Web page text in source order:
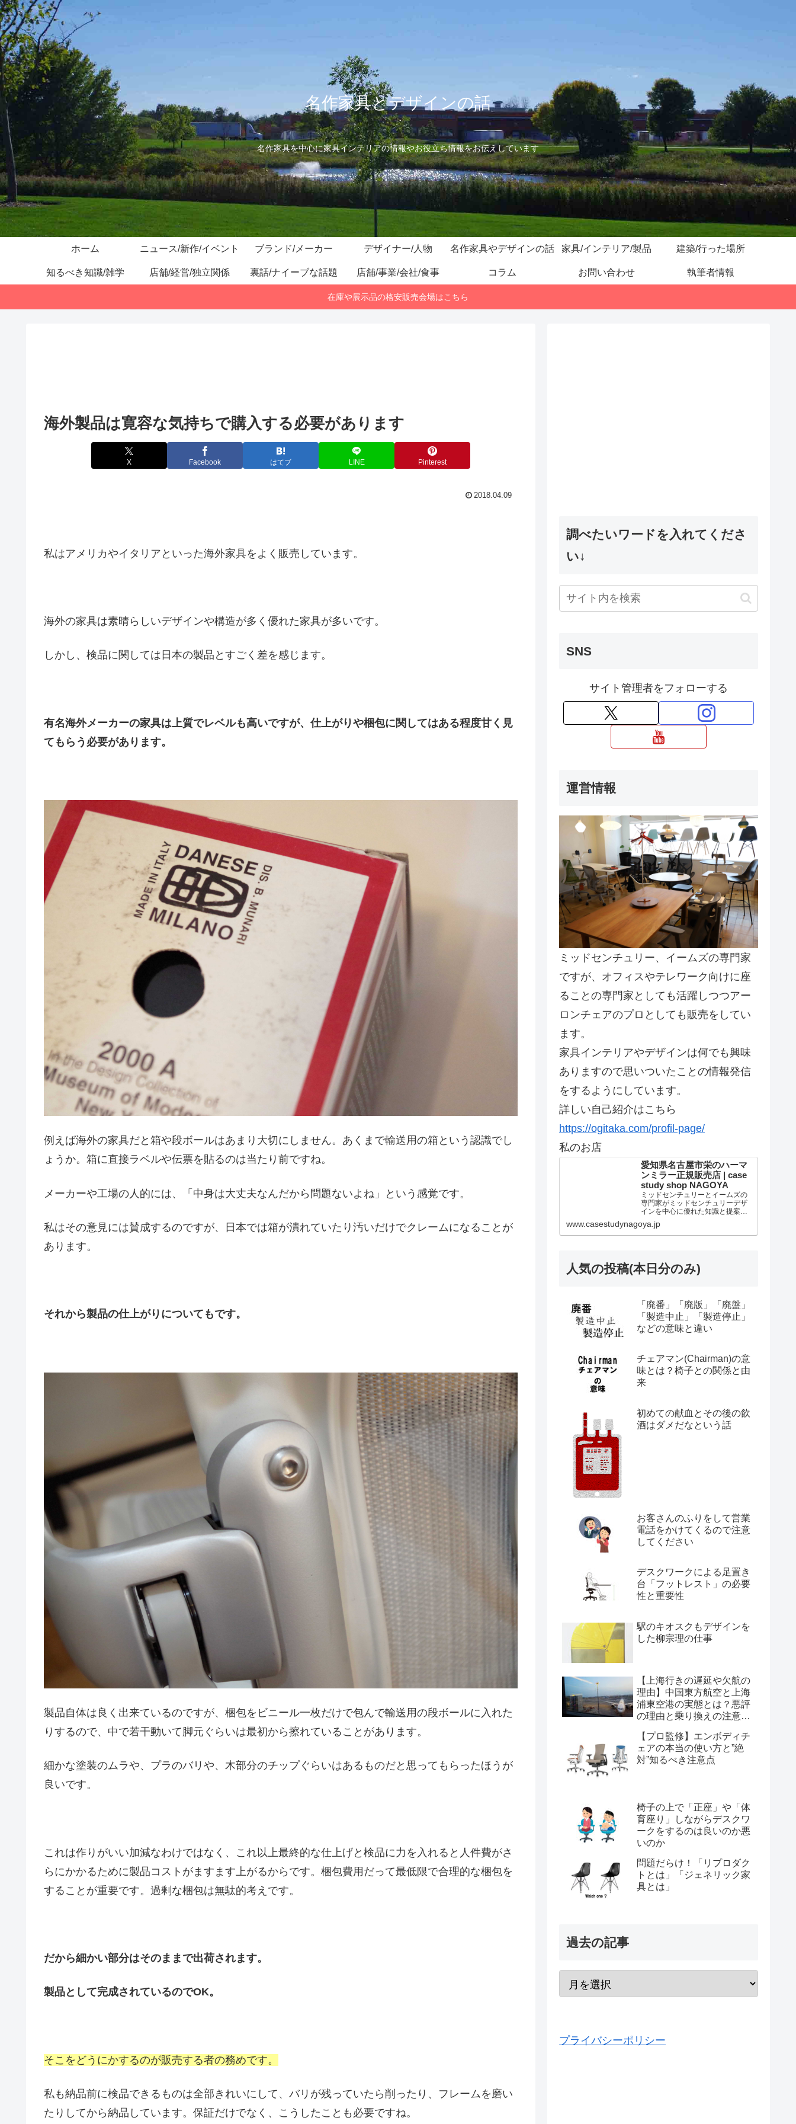
名作家具とデザインの話
名作家具を中心に家具インテリアの情報やお役立ち情報をお伝えしています
ホーム ニュース/新作/イベント ブランド/メーカー デザイナー/人物 名作家具やデザインの話 家具/インテリア/製品 建築/行った場所
知るべき知識/雑学 店舗/経営/独立関係 裏話/ナイーブな話題 店舗/事業/会社/食事 コラム お問い合わせ 執筆者情報
在庫や展示品の格安販売会場はこちら
海外製品は寛容な気持ちで購入する必要があります
X Facebook はてブ LINE Pinterest
2018.04.09
私はアメリカやイタリアといった海外家具をよく販売しています。
海外の家具は素晴らしいデザインや構造が多く優れた家具が多いです。
しかし、検品に関しては日本の製品とすごく差を感じます。
有名海外メーカーの家具は上質でレベルも高いですが、仕上がりや梱包に関してはある程度甘く見
てもらう必要があります。
例えば海外の家具だと箱や段ボールはあまり大切にしません。あくまで輸送用の箱という認識でし
ょうか。箱に直接ラベルや伝票を貼るのは当たり前ですね。
メーカーや工場の人的には、「中身は大丈夫なんだから問題ないよね」という感覚です。
私はその意見には賛成するのですが、日本では箱が潰れていたり汚いだけでクレームになることが
あります。
それから製品の仕上がりについてもです。
製品自体は良く出来ているのですが、梱包をビニール一枚だけで包んで輸送用の段ボールに入れた
りするので、中で若干動いて脚元ぐらいは最初から擦れていることがあります。
細かな塗装のムラや、プラのバリや、木部分のチップぐらいはあるものだと思ってもらったほうが
良いです。
これは作りがいい加減なわけではなく、これ以上最終的な仕上げと検品に力を入れると人件費がさ
らにかかるために製品コストがますます上がるからです。梱包費用だって最低限で合理的な梱包を
することが重要です。過剰な梱包は無駄的考えです。
だから細かい部分はそのままで出荷されます。
製品として完成されているのでOK。
そこをどうにかするのが販売する者の務めです。
私も納品前に検品できるものは全部きれいにして、バリが残っていたら削ったり、フレームを磨い
たりしてから納品しています。保証だけでなく、こうしたことも必要ですね。
調べたいワードを入れてくださ
い↓
SNS
サイト管理者をフォローする
運営情報
ミッドセンチュリー、イームズの専門家
ですが、オフィスやテレワーク向けに座
ることの専門家としても活躍しつつアー
ロンチェアのプロとしても販売をしてい
ます。
家具インテリアやデザインは何でも興味
ありますので思いついたことの情報発信
をするようにしています。
詳しい自己紹介はこちら
https://ogitaka.com/profil-page/
私のお店
愛知県名古屋市栄のハーマ
ンミラー正規販売店 | case
study shop NAGOYA
ミッドセンチュリーとイームズの
専門家がミッドセンチュリーデザ
インを中心に優れた知識と提案を
しています。個人法人問わずアー
ロンチェア リマスタードのご購入
は当店が最高です。愛知県名古屋
www.casestudynagoya.jp
人気の投稿(本日分のみ)
「廃番」「廃版」「廃盤」
「製造中止」「製造停止」
などの意味と違い
チェアマン(Chairman)の意
味とは？椅子との関係と由
来
初めての献血とその後の飲
酒はダメだなという話
お客さんのふりをして営業
電話をかけてくるので注意
してください
デスクワークによる足置き
台「フットレスト」の必要
性と重要性
駅のキオスクもデザインを
した柳宗理の仕事
【上海行きの遅延や欠航の
理由】中国東方航空と上海
浦東空港の実態とは？悪評
の理由と乗り換えの注意点
【プロ監修】エンボディチ
ェアの本当の使い方と”絶
対”知るべき注意点
椅子の上で「正座」や「体
育座り」しながらデスクワ
ークをするのは良いのか悪
いのか
問題だらけ！「リプロダク
トとは」「ジェネリック家
具とは」
過去の記事
プライバシーポリシー